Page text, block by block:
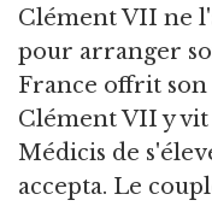
Clément VII ne
pour arranger
France offrit son
Clément VII y
Médicis de
accepta. Le